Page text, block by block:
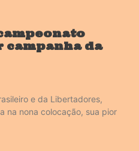
campanha da
e da Libertadores,
na nona colocação, sua pior